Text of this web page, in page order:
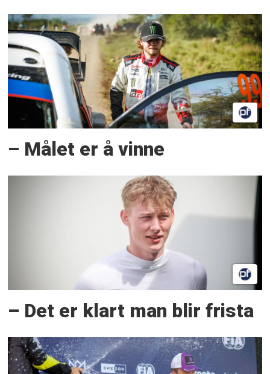
– Målet er å vinne
– Det er klart man blir frista